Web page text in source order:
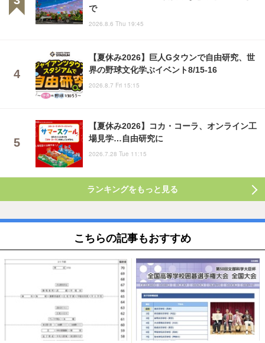
で
2026.8.6 Thu 19:45
【夏休み2026】巨人Gタウンで自由研究、世
界の野球文化学ぶイベント8/15-16
2026.8.7 Fri 15:15
【夏休み2026】コカ・コーラ、オンライン工
場見学…自由研究に
2026.7.28 Tue 11:15
ランキングをもっと見る
こちらの記事もおすすめ